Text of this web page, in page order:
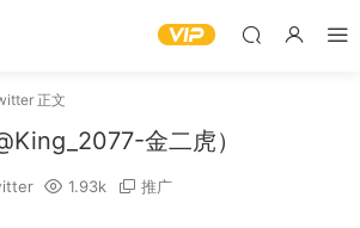
正文
金二虎）
1.93k 推广